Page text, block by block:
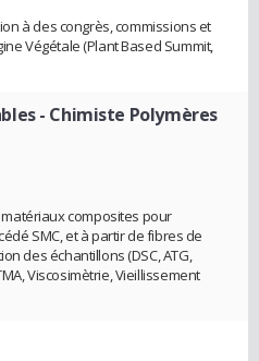
à des congrès, commissions et
Végétale (Plant Based Summit,
- Chimiste Polymères
composites pour
SMC, et à partir de fibres de
des échantillons (DSC, ATG,
Viscosimètrie, Vieillissement